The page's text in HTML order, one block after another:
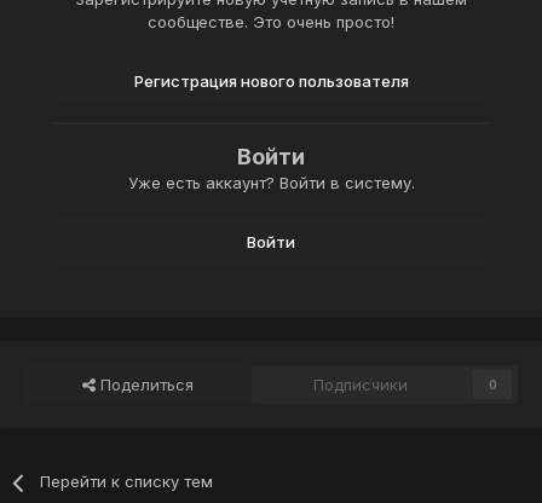
сообществе. Это очень просто!
Регистрация нового пользователя
Войти
Уже есть аккаунт? Войти в систему.
Войти
Поделиться Подписчики 0
Перейти к списку тем